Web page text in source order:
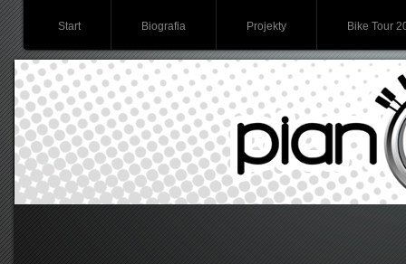
Start Biografia Projekty Bike Tour